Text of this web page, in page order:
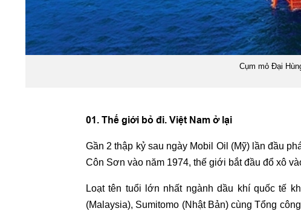
Cụm mỏ Đại
01. Thế giới bỏ đi. Việt Nam ở lại
Gần 2 thập kỷ sau ngày Mobil Oil (Mỹ) lần đầu
Côn Sơn vào năm 1974, thế giới bắt đầu đổ xô
Loạt tên tuổi lớn nhất ngành dầu khí quốc tế
(Malaysia), Sumitomo (Nhật Bản) cùng Tổng